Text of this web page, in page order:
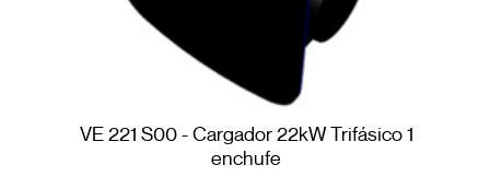
VE 221 S00 - Cargador 22kW Trifásico 1
enchufe